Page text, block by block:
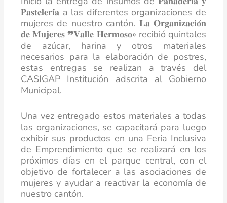
𝐏𝐚𝐬𝐭𝐞𝐥𝐞𝐫𝐢́𝐚 a las diferentes organizaciones de
mujeres de nuestro cantón. 𝐋𝐚 𝐎𝐫𝐠𝐚𝐧𝐢𝐳𝐚𝐜𝐢𝐨́𝐧
𝐝𝐞 𝐌𝐮𝐣𝐞𝐫𝐞𝐬 ❞𝐕𝐚𝐥𝐥𝐞 𝐇𝐞𝐫𝐦𝐨𝐬𝐨» recibió quintales
de azúcar, harina y otros materiales
necesarios para la elaboración de postres,
estas entregas se realizan a través del
CASIGAP Institución adscrita al Gobierno
Municipal.
Una vez entregado estos materiales a todas
las organizaciones, se capacitará para luego
exhibir sus productos en una Feria Inclusiva
de Emprendimiento que se realizará en los
próximos días en el parque central, con el
objetivo de fortalecer a las asociaciones de
mujeres y ayudar a reactivar la economía de
nuestro cantón.